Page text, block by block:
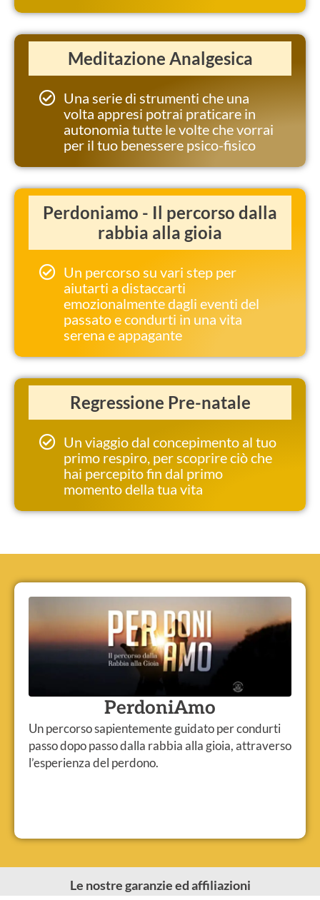
Meditazione Analgesica
Una serie di strumenti che una
volta appresi potrai praticare in
autonomia tutte le volte che vorrai
per il tuo benessere psico-fisico
Perdoniamo - Il percorso dalla
rabbia alla gioia
Un percorso su vari step per
aiutarti a distaccarti
emozionalmente dagli eventi del
passato e condurti in una vita
serena e appagante
Regressione Pre-natale
Un viaggio dal concepimento al tuo
primo respiro, per scoprire ciò che
hai percepito fin dal primo
momento della tua vita
PerdoniAmo
Un percorso sapientemente guidato per condurti
passo dopo passo dalla rabbia alla gioia, attraverso
l’esperienza del perdono.
Le nostre garanzie ed affiliazioni